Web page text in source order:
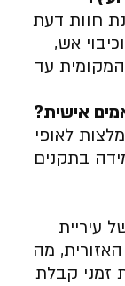
חוות דעת
אש,
המקומית עד
אישית?
לאופי
בתקנים
עיריית
מה
זמני קבלת